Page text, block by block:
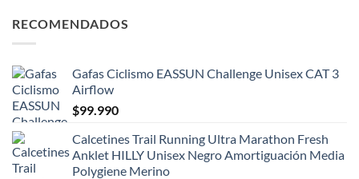
RECOMENDADOS
Gafas Ciclismo EASSUN Challenge Unisex CAT 3
Airflow
$99.990
Calcetines Trail Running Ultra Marathon Fresh
Anklet HILLY Unisex Negro Amortiguación Media
Polygiene Merino